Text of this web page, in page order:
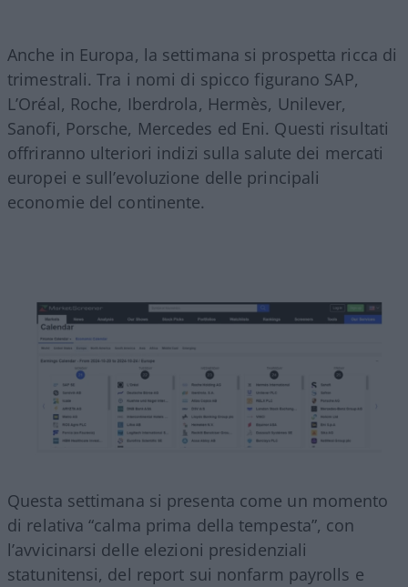
Anche in Europa, la settimana si prospetta ricca di
trimestrali. Tra i nomi di spicco figurano SAP,
L’Oréal, Roche, Iberdrola, Hermès, Unilever,
Sanofi, Porsche, Mercedes ed Eni. Questi risultati
offriranno ulteriori indizi sulla salute dei mercati
europei e sull’evoluzione delle principali
economie del continente.
Questa settimana si presenta come un momento
di relativa “calma prima della tempesta”, con
l’avvicinarsi delle elezioni presidenziali
statunitensi, del report sui nonfarm payrolls e